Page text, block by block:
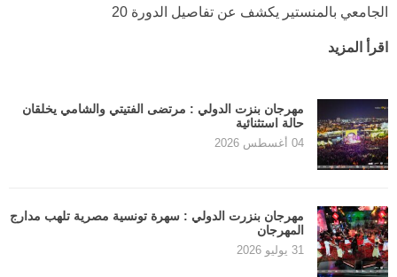
الجامعي بالمنستير يكشف عن تفاصيل الدورة 20
اقرأ المزيد
مهرجان بنزت الدولي : مرتضى الفتيتي والشامي يخلقان
حالة استثنائية
04 أغسطس 2026
مهرجان بنزرت الدولي : سهرة تونسية مصرية تلهب مدارج
المهرجان
31 يوليو 2026